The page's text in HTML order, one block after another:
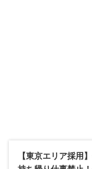
【東京エリア採用